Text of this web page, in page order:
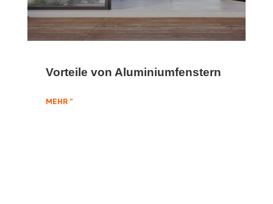
Vorteile von Aluminiumfenstern
MEHR "